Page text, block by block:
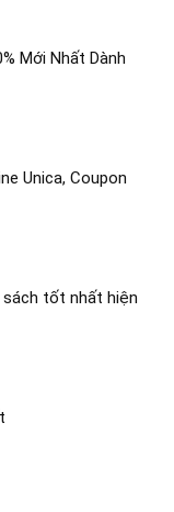
Mới Nhất Dành
Unica, Coupon
sách tốt nhất hiện